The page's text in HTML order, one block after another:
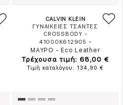
CALVIN KLEIN
ΓΥΝΑΙΚΕΙΕΣ ΤΣΑΝΤΕΣ
CROSSBODY -
41000K612905 -
ΜΑΥΡΟ - Eco Leather
Τρέχουσα τιμή: 68,00 €
Τιμή καταλόγου: 134,90 €